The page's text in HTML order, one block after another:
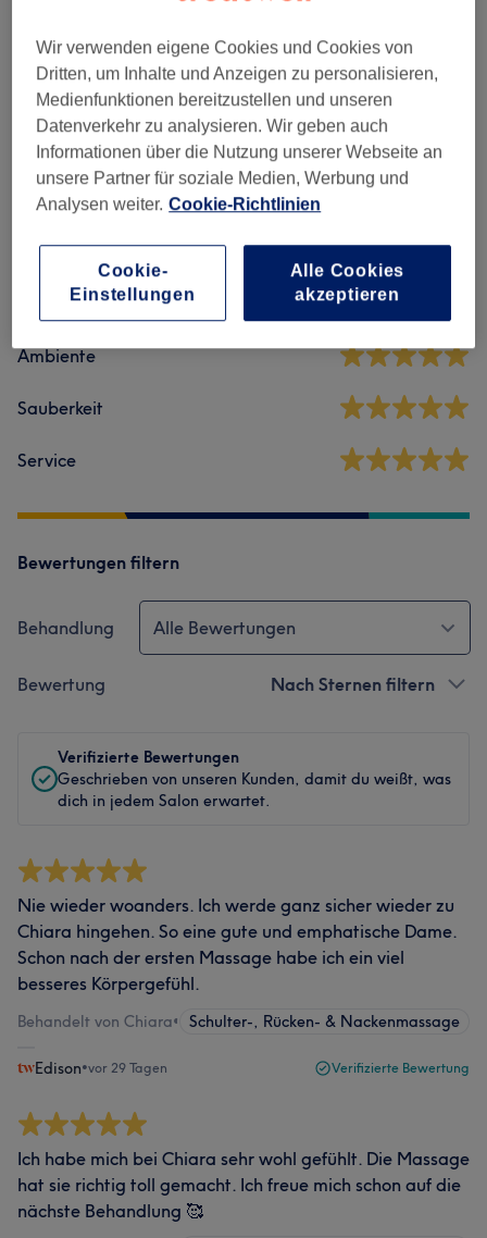
Massagen (9) ab 40 €
Salonbewertungen
5,0 2 Bewertungen
Ambiente
Sauberkeit
Service
Bewertungen filtern
Behandlung Alle Bewertungen
Bewertung Nach Sternen filtern
Verifizierte Bewertungen
Geschrieben von unseren Kunden, damit du weißt, was
dich in jedem Salon erwartet.
Nie wieder woanders. Ich werde ganz sicher wieder zu
Chiara hingehen. So eine gute und emphatische Dame.
Schon nach der ersten Massage habe ich ein viel
besseres Körpergefühl.
Behandelt von Chiara• Schulter-, Rücken- & Nackenmassage
Edison•vor 29 Tagen Verifizierte Bewertung
Ich habe mich bei Chiara sehr wohl gefühlt. Die Massage
hat sie richtig toll gemacht. Ich freue mich schon auf die
nächste Behandlung 🥰
Wir verwenden eigene Cookies und Cookies von
Dritten, um Inhalte und Anzeigen zu personalisieren,
Medienfunktionen bereitzustellen und unseren
Datenverkehr zu analysieren. Wir geben auch
Informationen über die Nutzung unserer Webseite an
unsere Partner für soziale Medien, Werbung und
Analysen weiter. Cookie-Richtlinien
Cookie-
Einstellungen
Alle Cookies
akzeptieren